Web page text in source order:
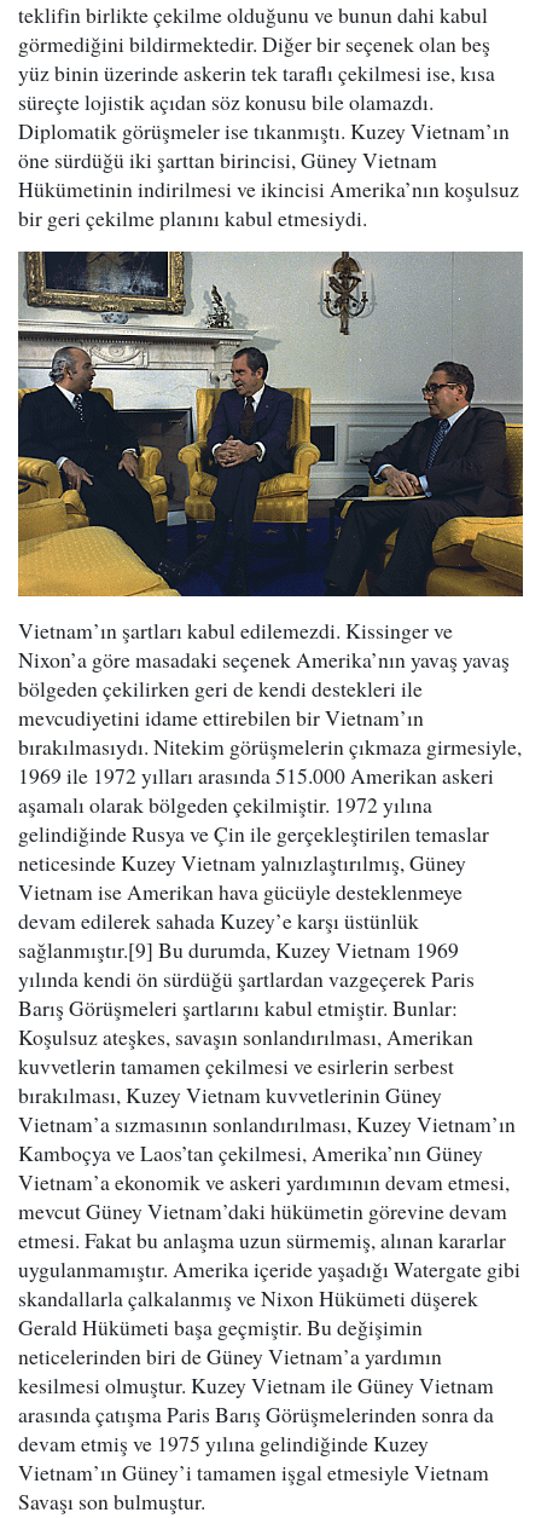
teklifin birlikte çekilme olduğunu ve bunun dahi kabul
görmediğini bildirmektedir. Diğer bir seçenek olan beş
yüz binin üzerinde askerin tek taraflı çekilmesi ise, kısa
süreçte lojistik açıdan söz konusu bile olamazdı.
Diplomatik görüşmeler ise tıkanmıştı. Kuzey Vietnam’ın
öne sürdüğü iki şarttan birincisi, Güney Vietnam
Hükümetinin indirilmesi ve ikincisi Amerika’nın koşulsuz
bir geri çekilme planını kabul etmesiydi.
Vietnam’ın şartları kabul edilemezdi. Kissinger ve
Nixon’a göre masadaki seçenek Amerika’nın yavaş yavaş
bölgeden çekilirken geri de kendi destekleri ile
mevcudiyetini idame ettirebilen bir Vietnam’ın
bırakılmasıydı. Nitekim görüşmelerin çıkmaza girmesiyle,
1969 ile 1972 yılları arasında 515.000 Amerikan askeri
aşamalı olarak bölgeden çekilmiştir. 1972 yılına
gelindiğinde Rusya ve Çin ile gerçekleştirilen temaslar
neticesinde Kuzey Vietnam yalnızlaştırılmış, Güney
Vietnam ise Amerikan hava gücüyle desteklenmeye
devam edilerek sahada Kuzey’e karşı üstünlük
sağlanmıştır.[9] Bu durumda, Kuzey Vietnam 1969
yılında kendi ön sürdüğü şartlardan vazgeçerek Paris
Barış Görüşmeleri şartlarını kabul etmiştir. Bunlar:
Koşulsuz ateşkes, savaşın sonlandırılması, Amerikan
kuvvetlerin tamamen çekilmesi ve esirlerin serbest
bırakılması, Kuzey Vietnam kuvvetlerinin Güney
Vietnam’a sızmasının sonlandırılması, Kuzey Vietnam’ın
Kamboçya ve Laos’tan çekilmesi, Amerika’nın Güney
Vietnam’a ekonomik ve askeri yardımının devam etmesi,
mevcut Güney Vietnam’daki hükümetin görevine devam
etmesi. Fakat bu anlaşma uzun sürmemiş, alınan kararlar
uygulanmamıştır. Amerika içeride yaşadığı Watergate gibi
skandallarla çalkalanmış ve Nixon Hükümeti düşerek
Gerald Hükümeti başa geçmiştir. Bu değişimin
neticelerinden biri de Güney Vietnam’a yardımın
kesilmesi olmuştur. Kuzey Vietnam ile Güney Vietnam
arasında çatışma Paris Barış Görüşmelerinden sonra da
devam etmiş ve 1975 yılına gelindiğinde Kuzey
Vietnam’ın Güney’i tamamen işgal etmesiyle Vietnam
Savaşı son bulmuştur.